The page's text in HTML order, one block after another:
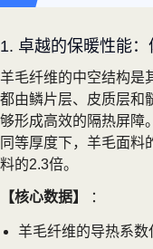
1. 卓越的保暖性能
羊毛纤维的中空结构是
都由鳞片层、皮质层和
够形成高效的隔热屏障
同等厚度下，羊毛面料
料的2.3倍。
【核心数据】 ：
羊毛纤维的导热系数